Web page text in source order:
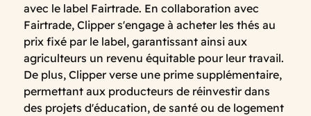
avec le label Fairtrade. En collaboration avec
Fairtrade, Clipper s'engage à acheter les thés au
prix fixé par le label, garantissant ainsi aux
agriculteurs un revenu équitable pour leur travail.
De plus, Clipper verse une prime supplémentaire,
permettant aux producteurs de réinvestir dans
des projets d'éducation, de santé ou de logement